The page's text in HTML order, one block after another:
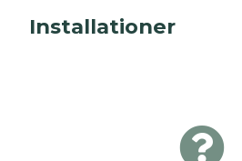
Installationer